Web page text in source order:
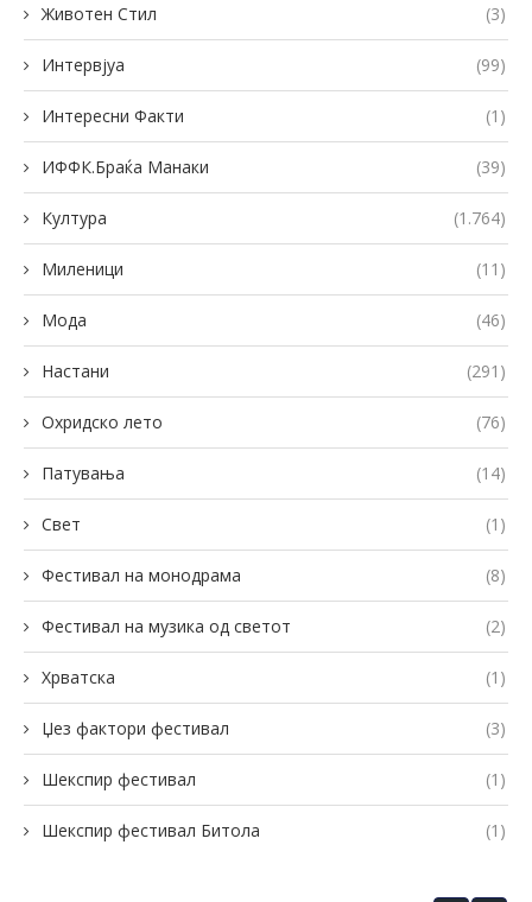
Животен Стил (3)
Интервјуа (99)
Интересни Факти (1)
ИФФК.Браќа Манаки (39)
Култура (1.764)
Миленици (11)
Мода (46)
Настани (291)
Охридско лето (76)
Патувања (14)
Свет (1)
Фестивал на монодрама (8)
Фестивал на музика од светот (2)
Хрватска (1)
Џез фактори фестивал (3)
Шекспир фестивал (1)
Шекспир фестивал Битола (1)